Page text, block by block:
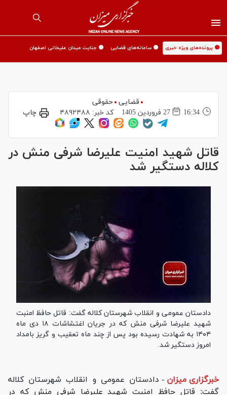
🟡 پرونده‌های ویژه خبری 🟡 سامانه‌های قضایی 🟡 جنایت میدان علیخانی اصفهان
قضایی حقوقی
16:34
27 فروردين 1405 کد خبر: ۴۸۹۲۴۸۸ چاپ
قاتل شهید امنیت علیرضا شرفی منش در
کلاله دستگیر شد
دادستان عمومی و انقلاب شهرستان کلاله گفت: قاتل حافظ امنبت
شهید علیرضا شرفی منش که در جریان اغتشاشات ۱۸ دی ماه
۱۴۰۴ به شهادت رسیده بود پس از چند ماه تعقیب و گریز بامداد
امروز دستگیر شد.
خبرگزاری میزان - دادستان عمومی و انقلاب شهرستان کلاله
گفت: قاتل حافظ امنبت شهید علیرضا شرفی منش که در